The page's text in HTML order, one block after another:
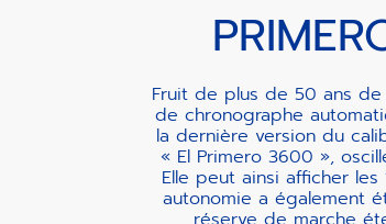
Fruit de plus de 50 ans
de chronographe
la dernière version du
« El Primero 3600 »,
Elle peut ainsi afficher
autonomie a également